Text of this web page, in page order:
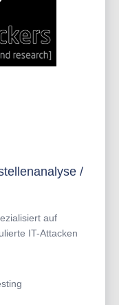
/
auf
IT-Attacken